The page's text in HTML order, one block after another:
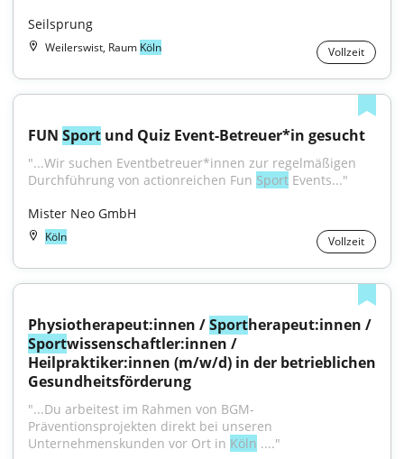
Seilsprung
Weilerswist, Raum Köln Vollzeit
FUN Sport und Quiz Event-Betreuer*in gesucht
"...Wir suchen Eventbetreuer*innen zur regelmäßigen
Durchführung von actionreichen Fun Sport Events..."
Mister Neo GmbH
Köln Vollzeit
Physiotherapeut:innen / Sport
Sportwissenschaftler:innen /
Heilpraktiker:innen (m/w/d) in der betrieblichen
Gesundheitsförderung
"...Du arbeitest im Rahmen von BGM-
Präventionsprojekten direkt bei unseren
Unternehmenskunden vor Ort in Köln ...."